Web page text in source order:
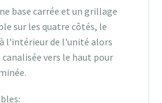
base carrée et un grillage
sur les quatre côtés, le
l'intérieur de l'unité alors
vers le haut pour